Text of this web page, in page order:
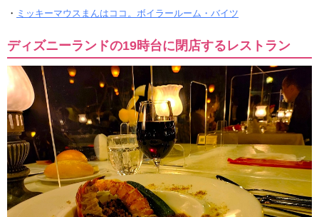
・ ミッキーマウスまんはココ。ボイラールーム・バイツ
ディズニーランドの19時台に閉店するレストラン